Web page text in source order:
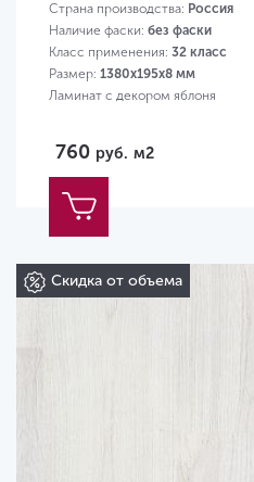
Страна производства: Россия
Наличие фаски: без фаски
Класс применения: 32 класс
Размер: 1380х195х8 мм
Ламинат с декором яблоня
760 руб. м2
Скидка от объема